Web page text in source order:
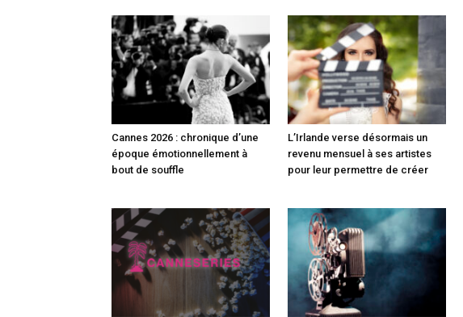
Cannes 2026 : chronique d’une
époque émotionnellement à
bout de souffle
L’Irlande verse désormais un
revenu mensuel à ses artistes
pour leur permettre de créer